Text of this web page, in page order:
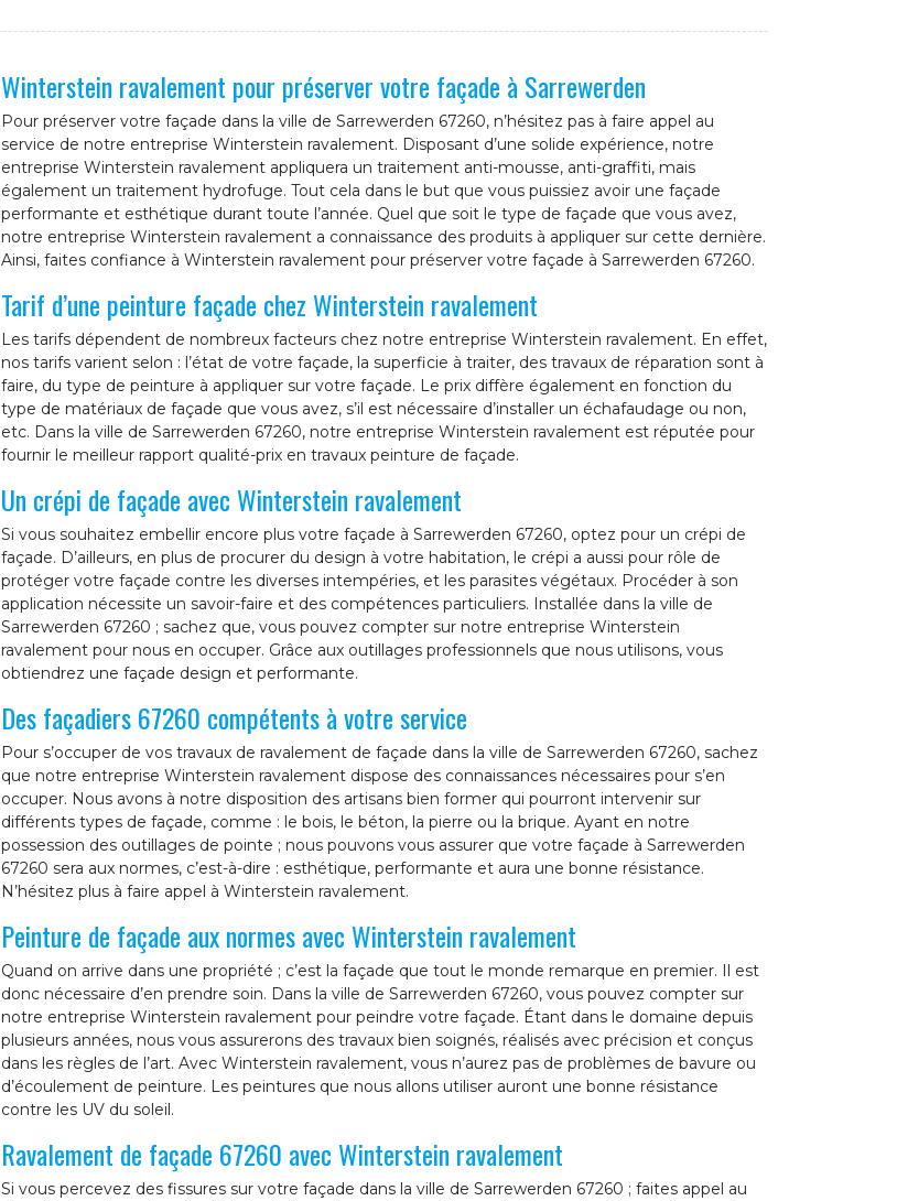
Winterstein ravalement pour préserver votre façade à Sarrewerden
Pour préserver votre façade dans la ville de Sarrewerden 67260, n’hésitez pas à faire appel au
service de notre entreprise Winterstein ravalement. Disposant d’une solide expérience, notre
entreprise Winterstein ravalement appliquera un traitement anti-mousse, anti-graffiti, mais
également un traitement hydrofuge. Tout cela dans le but que vous puissiez avoir une façade
performante et esthétique durant toute l’année. Quel que soit le type de façade que vous avez,
notre entreprise Winterstein ravalement a connaissance des produits à appliquer sur cette dernière.
Ainsi, faites confiance à Winterstein ravalement pour préserver votre façade à Sarrewerden 67260.
Tarif d’une peinture façade chez Winterstein ravalement
Les tarifs dépendent de nombreux facteurs chez notre entreprise Winterstein ravalement. En effet,
nos tarifs varient selon : l’état de votre façade, la superficie à traiter, des travaux de réparation sont à
faire, du type de peinture à appliquer sur votre façade. Le prix diffère également en fonction du
type de matériaux de façade que vous avez, s’il est nécessaire d’installer un échafaudage ou non,
etc. Dans la ville de Sarrewerden 67260, notre entreprise Winterstein ravalement est réputée pour
fournir le meilleur rapport qualité-prix en travaux peinture de façade.
Un crépi de façade avec Winterstein ravalement
Si vous souhaitez embellir encore plus votre façade à Sarrewerden 67260, optez pour un crépi de
façade. D’ailleurs, en plus de procurer du design à votre habitation, le crépi a aussi pour rôle de
protéger votre façade contre les diverses intempéries, et les parasites végétaux. Procéder à son
application nécessite un savoir-faire et des compétences particuliers. Installée dans la ville de
Sarrewerden 67260 ; sachez que, vous pouvez compter sur notre entreprise Winterstein
ravalement pour nous en occuper. Grâce aux outillages professionnels que nous utilisons, vous
obtiendrez une façade design et performante.
Des façadiers 67260 compétents à votre service
Pour s’occuper de vos travaux de ravalement de façade dans la ville de Sarrewerden 67260, sachez
que notre entreprise Winterstein ravalement dispose des connaissances nécessaires pour s’en
occuper. Nous avons à notre disposition des artisans bien former qui pourront intervenir sur
différents types de façade, comme : le bois, le béton, la pierre ou la brique. Ayant en notre
possession des outillages de pointe ; nous pouvons vous assurer que votre façade à Sarrewerden
67260 sera aux normes, c’est-à-dire : esthétique, performante et aura une bonne résistance.
N’hésitez plus à faire appel à Winterstein ravalement.
Peinture de façade aux normes avec Winterstein ravalement
Quand on arrive dans une propriété ; c’est la façade que tout le monde remarque en premier. Il est
donc nécessaire d’en prendre soin. Dans la ville de Sarrewerden 67260, vous pouvez compter sur
notre entreprise Winterstein ravalement pour peindre votre façade. Étant dans le domaine depuis
plusieurs années, nous vous assurerons des travaux bien soignés, réalisés avec précision et conçus
dans les règles de l’art. Avec Winterstein ravalement, vous n’aurez pas de problèmes de bavure ou
d’écoulement de peinture. Les peintures que nous allons utiliser auront une bonne résistance
contre les UV du soleil.
Ravalement de façade 67260 avec Winterstein ravalement
Si vous percevez des fissures sur votre façade dans la ville de Sarrewerden 67260 ; faites appel au